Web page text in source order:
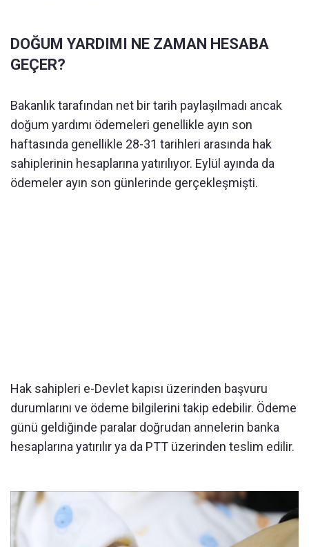
DOĞUM YARDIMI NE ZAMAN HESABA
GEÇER?
Bakanlık tarafından net bir tarih paylaşılmadı ancak
doğum yardımı ödemeleri genellikle ayın son
haftasında genellikle 28-31 tarihleri arasında hak
sahiplerinin hesaplarına yatırılıyor. Eylül ayında da
ödemeler ayın son günlerinde gerçekleşmişti.
Hak sahipleri e-Devlet kapısı üzerinden başvuru
durumlarını ve ödeme bilgilerini takip edebilir. Ödeme
günü geldiğinde paralar doğrudan annelerin banka
hesaplarına yatırılır ya da PTT üzerinden teslim edilir.